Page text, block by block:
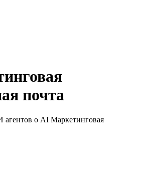
почта
о AI Маркетинговая